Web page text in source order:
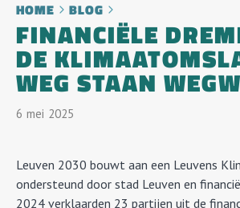
HOME BLOG
FINANCIËLE
DE
WEG STAAN
6 Mei 2025
Leuven 2030 bouwt aan een Leuvens
ondersteund door stad Leuven en
2024 verklaarden 23 partijen uit de